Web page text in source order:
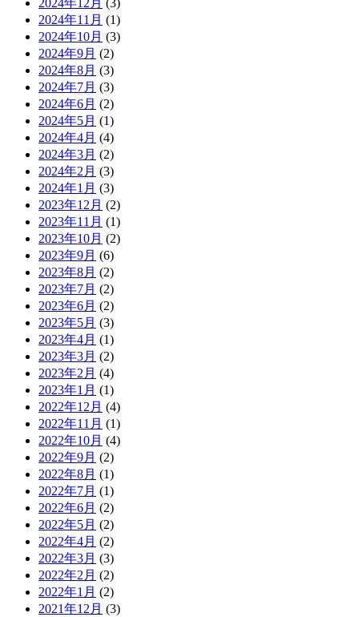
2024年11月 (1)
2024年10月 (3)
2024年9月 (2)
2024年8月 (3)
2024年7月 (3)
2024年6月 (2)
2024年5月 (1)
2024年4月 (4)
2024年3月 (2)
2024年2月 (3)
2024年1月 (3)
2023年12月 (2)
2023年11月 (1)
2023年10月 (2)
2023年9月 (6)
2023年8月 (2)
2023年7月 (2)
2023年6月 (2)
2023年5月 (3)
2023年4月 (1)
2023年3月 (2)
2023年2月 (4)
2023年1月 (1)
2022年12月 (4)
2022年11月 (1)
2022年10月 (4)
2022年9月 (2)
2022年8月 (1)
2022年7月 (1)
2022年6月 (2)
2022年5月 (2)
2022年4月 (2)
2022年3月 (3)
2022年2月 (2)
2022年1月 (2)
2021年12月 (3)